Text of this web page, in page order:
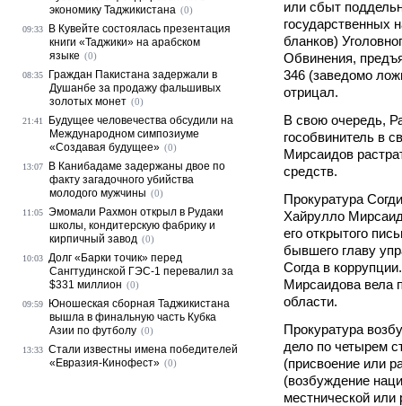
или сбыт
государственных
бланков)
Обвинения,
346 (заведомо
отрицал.
В свою очередь,
гособвинитель в
Мирсаидов
средств.
Прокуратура
Хайрулло
его открытого
бывшего главу
Согда в
Мирсаидова вела
области.
Прокуратура
дело по четырем
(присвоение или
(возбуждение
местнической или
экономику Таджикистана (0)
09:33
В Кувейте состоялась презентация
книги «Таджики» на арабском
языке (0)
08:35
Граждан Пакистана задержали в
Душанбе за продажу фальшивых
золотых монет (0)
21:41
Будущее человечества обсудили на
Международном симпозиуме
«Создавая будущее» (0)
13:07
В Канибадаме задержаны двое по
факту загадочного убийства
молодого мужчины (0)
11:05 Эмомали Рахмон открыл в Рудаки
школы, кондитерскую фабрику и
кирпичный завод (0)
10:03 Долг «Барки точик» перед
Сангтудинской ГЭС-1 перевалил за
$331 миллион (0)
09:59
Юношеская сборная Таджикистана
вышла в финальную часть Кубка
Азии по футболу (0)
13:33 Стали известны имена победителей
«Евразия-Кинофест» (0)